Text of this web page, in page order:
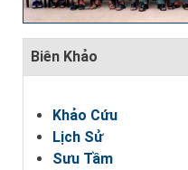
Biên Khảo
Khảo Cứu
Lịch Sử
Sưu Tầm